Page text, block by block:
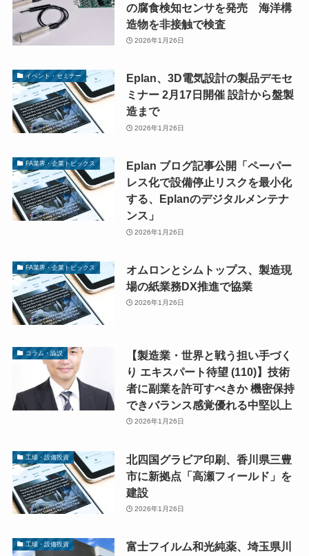
の腐食検知センサを発売 海洋構
造物を非接触で検査
2026年1月26日
イベント・セミナー
Eplan、3D電気設計の製品デモセ
ミナー 2月17日開催 設計から盤製
造まで
2026年1月26日
FA業界・企業トピックス
Eplan ブログ記事公開「ペーパー
レス化で設備停止リスクを最小化
する、Eplanのデジタルメンテナ
ンス」
2026年1月26日
FA業界・企業トピックス
オムロンとシムトップス、製造現
場の紙業務DX推進で協業
2026年1月26日
コラム・論説
【製造業・世界と戦う担い手づく
り エキスパート待望 (110)】技術
者に副業を許可すべきか 機密保持
できバランス感覚優れる中堅以上
2026年1月26日
工場・設備投資
北四国グラビア印刷、香川県三豊
市に新拠点「高瀬フィールド」を
建設
2026年1月26日
工場・設備投資
富士フイルム和光純薬、埼玉県川